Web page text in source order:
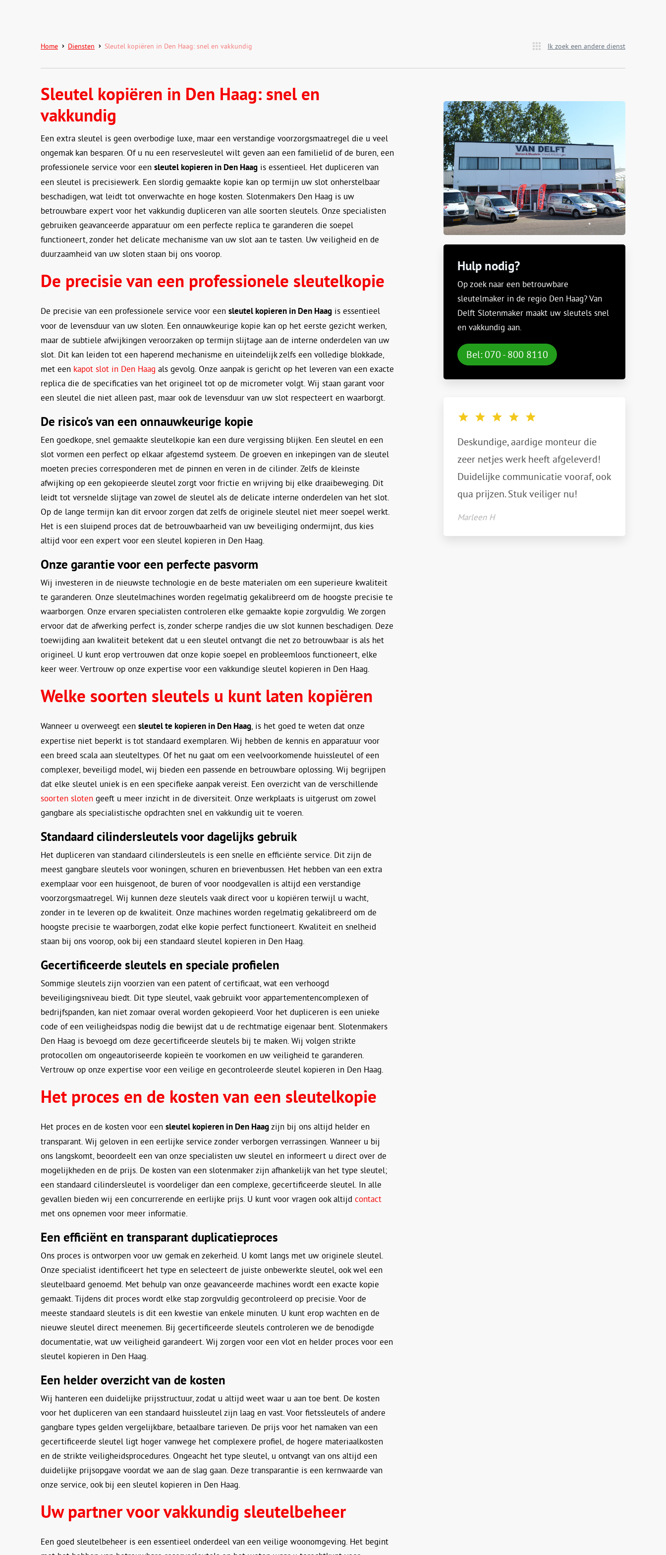
Home Diensten Sleutel kopiëren in Den Haag: snel en vakkundig Ik zoek een andere dienst
Sleutel kopiëren in Den Haag: snel en
vakkundig
Een extra sleutel is geen overbodige luxe, maar een verstandige voorzorgsmaatregel die u veel
ongemak kan besparen. Of u nu een reservesleutel wilt geven aan een familielid of de buren, een
professionele service voor een sleutel kopieren in Den Haag is essentieel. Het dupliceren van
een sleutel is precisiewerk. Een slordig gemaakte kopie kan op termijn uw slot onherstelbaar
beschadigen, wat leidt tot onverwachte en hoge kosten. Slotenmakers Den Haag is uw
betrouwbare expert voor het vakkundig dupliceren van alle soorten sleutels. Onze specialisten
gebruiken geavanceerde apparatuur om een perfecte replica te garanderen die soepel
functioneert, zonder het delicate mechanisme van uw slot aan te tasten. Uw veiligheid en de
duurzaamheid van uw sloten staan bij ons voorop.
De precisie van een professionele sleutelkopie
De precisie van een professionele service voor een sleutel kopieren in Den Haag is essentieel
voor de levensduur van uw sloten. Een onnauwkeurige kopie kan op het eerste gezicht werken,
maar de subtiele afwijkingen veroorzaken op termijn slijtage aan de interne onderdelen van uw
slot. Dit kan leiden tot een haperend mechanisme en uiteindelijk zelfs een volledige blokkade,
met een kapot slot in Den Haag als gevolg. Onze aanpak is gericht op het leveren van een exacte
replica die de specificaties van het origineel tot op de micrometer volgt. Wij staan garant voor
een sleutel die niet alleen past, maar ook de levensduur van uw slot respecteert en waarborgt.
De risico's van een onnauwkeurige kopie
Een goedkope, snel gemaakte sleutelkopie kan een dure vergissing blijken. Een sleutel en een
slot vormen een perfect op elkaar afgestemd systeem. De groeven en inkepingen van de sleutel
moeten precies corresponderen met de pinnen en veren in de cilinder. Zelfs de kleinste
afwijking op een gekopieerde sleutel zorgt voor frictie en wrijving bij elke draaibeweging. Dit
leidt tot versnelde slijtage van zowel de sleutel als de delicate interne onderdelen van het slot.
Op de lange termijn kan dit ervoor zorgen dat zelfs de originele sleutel niet meer soepel werkt.
Het is een sluipend proces dat de betrouwbaarheid van uw beveiliging ondermijnt, dus kies
altijd voor een expert voor een sleutel kopieren in Den Haag.
Onze garantie voor een perfecte pasvorm
Wij investeren in de nieuwste technologie en de beste materialen om een superieure kwaliteit
te garanderen. Onze sleutelmachines worden regelmatig gekalibreerd om de hoogste precisie te
waarborgen. Onze ervaren specialisten controleren elke gemaakte kopie zorgvuldig. We zorgen
ervoor dat de afwerking perfect is, zonder scherpe randjes die uw slot kunnen beschadigen. Deze
toewijding aan kwaliteit betekent dat u een sleutel ontvangt die net zo betrouwbaar is als het
origineel. U kunt erop vertrouwen dat onze kopie soepel en probleemloos functioneert, elke
keer weer. Vertrouw op onze expertise voor een vakkundige sleutel kopieren in Den Haag.
Welke soorten sleutels u kunt laten kopiëren
Wanneer u overweegt een sleutel te kopieren in Den Haag , is het goed te weten dat onze
expertise niet beperkt is tot standaard exemplaren. Wij hebben de kennis en apparatuur voor
een breed scala aan sleuteltypes. Of het nu gaat om een veelvoorkomende huissleutel of een
complexer, beveiligd model, wij bieden een passende en betrouwbare oplossing. Wij begrijpen
dat elke sleutel uniek is en een specifieke aanpak vereist. Een overzicht van de verschillende
soorten sloten geeft u meer inzicht in de diversiteit. Onze werkplaats is uitgerust om zowel
gangbare als specialistische opdrachten snel en vakkundig uit te voeren.
Standaard cilindersleutels voor dagelijks gebruik
Het dupliceren van standaard cilindersleutels is een snelle en efficiënte service. Dit zijn de
meest gangbare sleutels voor woningen, schuren en brievenbussen. Het hebben van een extra
exemplaar voor een huisgenoot, de buren of voor noodgevallen is altijd een verstandige
voorzorgsmaatregel. Wij kunnen deze sleutels vaak direct voor u kopiëren terwijl u wacht,
zonder in te leveren op de kwaliteit. Onze machines worden regelmatig gekalibreerd om de
hoogste precisie te waarborgen, zodat elke kopie perfect functioneert. Kwaliteit en snelheid
staan bij ons voorop, ook bij een standaard sleutel kopieren in Den Haag.
Gecertificeerde sleutels en speciale profielen
Sommige sleutels zijn voorzien van een patent of certificaat, wat een verhoogd
beveiligingsniveau biedt. Dit type sleutel, vaak gebruikt voor appartementencomplexen of
bedrijfspanden, kan niet zomaar overal worden gekopieerd. Voor het dupliceren is een unieke
code of een veiligheidspas nodig die bewijst dat u de rechtmatige eigenaar bent. Slotenmakers
Den Haag is bevoegd om deze gecertificeerde sleutels bij te maken. Wij volgen strikte
protocollen om ongeautoriseerde kopieën te voorkomen en uw veiligheid te garanderen.
Vertrouw op onze expertise voor een veilige en gecontroleerde sleutel kopieren in Den Haag.
Het proces en de kosten van een sleutelkopie
Het proces en de kosten voor een sleutel kopieren in Den Haagzijn bij ons altijd helder en
transparant. Wij geloven in een eerlijke service zonder verborgen verrassingen. Wanneer u bij
ons langskomt, beoordeelt een van onze specialisten uw sleutel en informeert u direct over de
mogelijkheden en de prijs. De kosten van een slotenmaker zijn afhankelijk van het type sleutel;
een standaard cilindersleutel is voordeliger dan een complexe, gecertificeerde sleutel. In alle
gevallen bieden wij een concurrerende en eerlijke prijs. U kunt voor vragen ook altijd contact
met ons opnemen voor meer informatie.
Een efficiënt en transparant duplicatieproces
Ons proces is ontworpen voor uw gemak en zekerheid. U komt langs met uw originele sleutel.
Onze specialist identificeert het type en selecteert de juiste onbewerkte sleutel, ook wel een
sleutelbaard genoemd. Met behulp van onze geavanceerde machines wordt een exacte kopie
gemaakt. Tijdens dit proces wordt elke stap zorgvuldig gecontroleerd op precisie. Voor de
meeste standaard sleutels is dit een kwestie van enkele minuten. U kunt erop wachten en de
nieuwe sleutel direct meenemen. Bij gecertificeerde sleutels controleren we de benodigde
documentatie, wat uw veiligheid garandeert. Wij zorgen voor een vlot en helder proces voor een
sleutel kopieren in Den Haag.
Een helder overzicht van de kosten
Wij hanteren een duidelijke prijsstructuur, zodat u altijd weet waar u aan toe bent. De kosten
voor het dupliceren van een standaard huissleutel zijn laag en vast. Voor fietssleutels of andere
gangbare types gelden vergelijkbare, betaalbare tarieven. De prijs voor het namaken van een
gecertificeerde sleutel ligt hoger vanwege het complexere profiel, de hogere materiaalkosten
en de strikte veiligheidsprocedures. Ongeacht het type sleutel, u ontvangt van ons altijd een
duidelijke prijsopgave voordat we aan de slag gaan. Deze transparantie is een kernwaarde van
onze service, ook bij een sleutel kopieren in Den Haag.
Uw partner voor vakkundig sleutelbeheer
Een goed sleutelbeheer is een essentieel onderdeel van een veilige woonomgeving. Het begint
Hulp nodig?
Op zoek naar een betrouwbare
sleutelmaker in de regio Den Haag? Van
Delft Slotenmaker maakt uw sleutels snel
en vakkundig aan.
Bel: 070 - 800 8110
Deskundige, aardige monteur die
zeer netjes werk heeft afgeleverd!
Duidelijke communicatie vooraf, ook
qua prijzen. Stuk veiliger nu!
Marleen H